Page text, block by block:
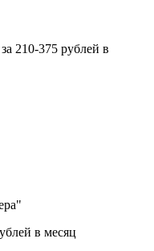
210-375 рублей в
в месяц